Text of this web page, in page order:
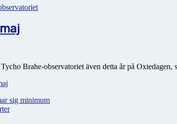
Brahe-observatoriet även detta år på
sig minimum